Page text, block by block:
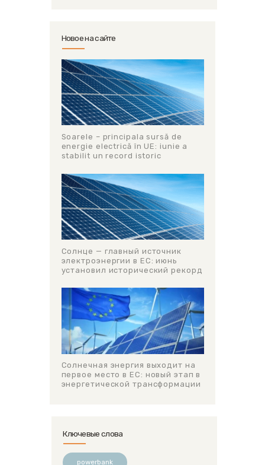
Новое на сайте
Soarele – principala sursă de
energie electrică în UE: iunie a
stabilit un record istoric
Солнце — главный источник
электроэнергии в ЕС: июнь
установил исторический рекорд
Солнечная энергия выходит на
первое место в ЕС: новый этап в
энергетической трансформации
Ключевые слова
powerbank